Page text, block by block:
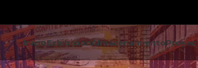
InicioExhibiciónAlmacenamiento